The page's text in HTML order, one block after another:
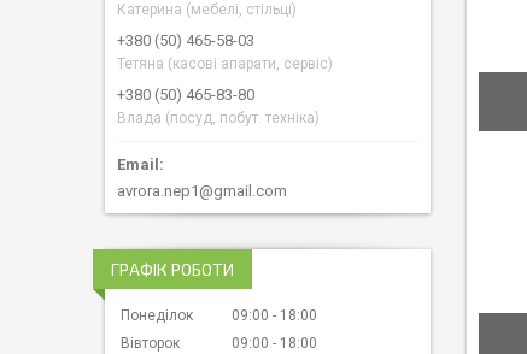
Катерина (мебелі, стільці)
+380 (50) 465-58-03
Тетяна (касові апарати, сервіс)
+380 (50) 465-83-80
Влада (посуд, побут. техніка)
avrora.nep1@gmail.com
ГРАФІК РОБОТИ
Понеділок 09:00
18:00
Вівторок
09:00
18:00